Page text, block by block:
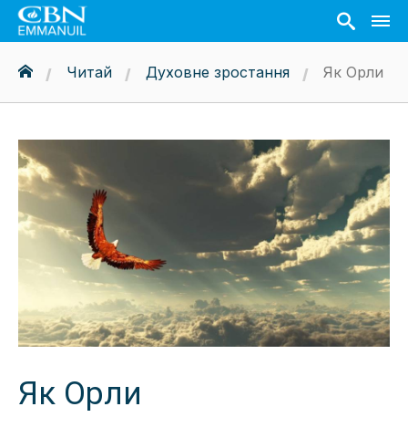
Читай Духовне зростання Як Орли
Як Орли